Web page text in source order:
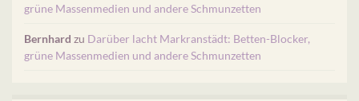
grüne Massenmedien und andere Schmunzetten
Bernhard zu Darüber lacht Markranstädt: Betten-Blocker,
grüne Massenmedien und andere Schmunzetten